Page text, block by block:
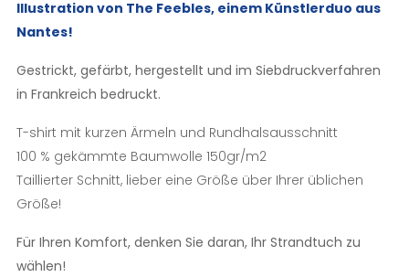
Illustration von The Feebles, einem Künstlerduo aus
Nantes!
Gestrickt, gefärbt, hergestellt und im Siebdruckverfahren
in Frankreich bedruckt.
T-shirt mit kurzen Ärmeln und Rundhalsausschnitt
100 % gekämmte Baumwolle 150gr/m2
Taillierter Schnitt, lieber eine Größe über Ihrer üblichen
Größe!
Für Ihren Komfort, denken Sie daran, Ihr Strandtuch zu
wählen!